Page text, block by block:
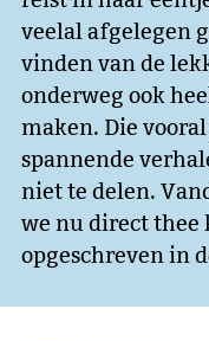
veelal afgelegen
vinden van de
onderweg ook
maken. Die
spannende
niet te delen.
we nu direct thee
opgeschreven in